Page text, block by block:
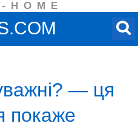
HOME
— ця
покаже